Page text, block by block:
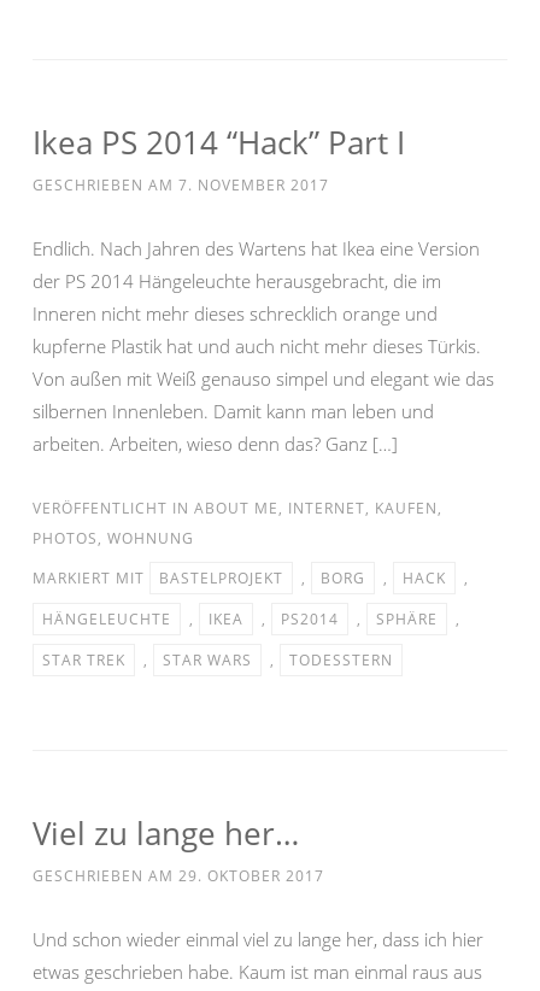
Ikea PS 2014 “Hack” Part I
GESCHRIEBEN AM 7. NOVEMBER 2017
Endlich. Nach Jahren des Wartens hat Ikea eine Version
der PS 2014 Hängeleuchte herausgebracht, die im
Inneren nicht mehr dieses schrecklich orange und
kupferne Plastik hat und auch nicht mehr dieses Türkis.
Von außen mit Weiß genauso simpel und elegant wie das
silbernen Innenleben. Damit kann man leben und
arbeiten. Arbeiten, wieso denn das? Ganz […]
VERÖFFENTLICHT IN ABOUT ME, INTERNET, KAUFEN,
PHOTOS, WOHNUNG
MARKIERT MIT
BASTELPROJEKT , BORG , HACK
,
HÄNGELEUCHTE
, IKEA , PS2014 , SPHÄRE
,
STAR TREK
, STAR WARS , TODESSTERN
Viel zu lange her…
GESCHRIEBEN AM 29. OKTOBER 2017
Und schon wieder einmal viel zu lange her, dass ich hier
etwas geschrieben habe. Kaum ist man einmal raus aus